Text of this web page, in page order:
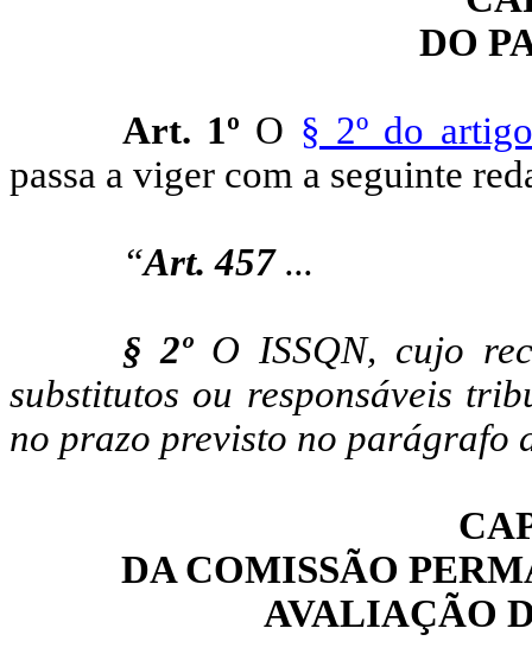
DO
Art. 1º O § 2º do
passa a viger com a seguinte
“Art. 457...
§ 2ºO ISSQN, cujo
substitutos ou responsáveis
no prazo previsto no parágrafo
DA COMISSÃO
AVALIAÇÃO